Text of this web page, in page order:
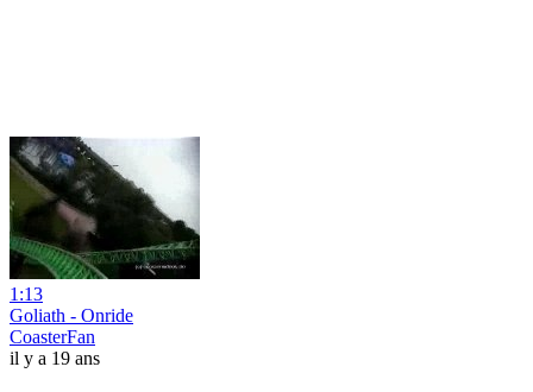
1:13
Goliath - Onride
CoasterFan
il y a 19 ans